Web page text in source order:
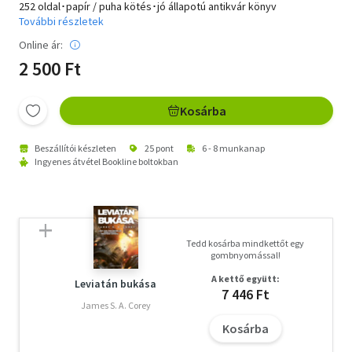
252 oldal･papír / puha kötés･jó állapotú antikvár könyv
További részletek
Online ár:
2 500 Ft
Kosárba
Beszállítói készleten 25 pont
6 - 8 munkanap
Ingyenes átvétel Bookline boltokban
Leviatán bukása
James S. A. Corey
Tedd kosárba mindkettőt egy
gombnyomással!
A kettő együtt:
7 446 Ft
Kosárba